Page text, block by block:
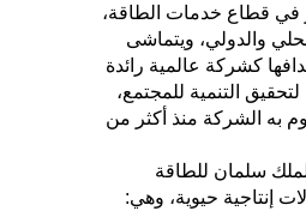
في قطاع خدمات الطاقة،
والدولي، ويتماشى
كشركة عالمية رائدة
التنمية للمجتمع،
به الشركة منذ أكثر من
سلمان للطاقة
إنتاجية حيوية، وهي: